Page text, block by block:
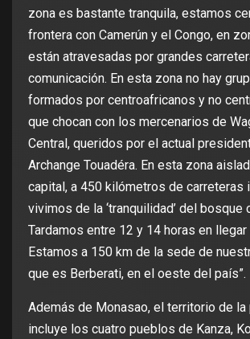
zona es bastante tranquila, estamos
frontera con Camerún y el Congo, en
están atravesadas por grandes
comunicación. En esta zona no hay
formados por centroafricanos y no
que chocan con los mercenarios de
Central, queridos por el actual
Archange Touadéra. En esta zona
capital, a 450 kilómetros de carreteras
vivimos de la ‘tranquilidad’ del bosque
Tardamos entre 12 y 14 horas en llegar
Estamos a 150 km de la sede de
que es Berberati, en el oeste del país”.
Además de Monasao, el territorio de la
incluye los cuatro pueblos de Kanza,